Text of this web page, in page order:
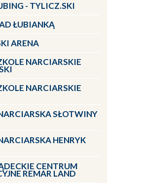
- TYLICZ.SKI
ŁUBIANKĄ
ARENA
NARCIARSKIE
NARCIARSKIE
SŁOTWINY
HENRYK
CENTRUM
REMAR LAND